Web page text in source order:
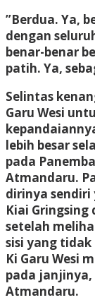
”Berdua. Ya,
dengan
benar-benar
patih. Ya,
Selintas
Garu Wesi
lebih besar
pada
Atmandaru.
dirinya
Kiai
setelah
sisi yang
Ki Garu Wesi
pada janjinya,
Atmandaru.